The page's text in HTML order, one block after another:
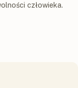
człowieka.